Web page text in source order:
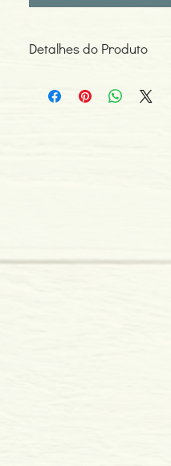
Detalhes do Produto
ISBN: 8589352129